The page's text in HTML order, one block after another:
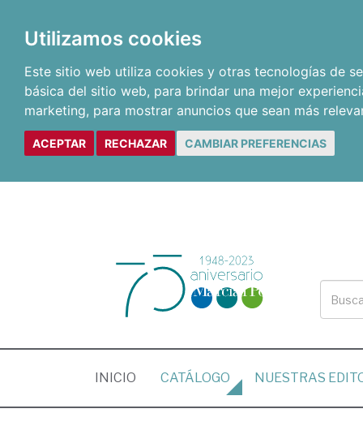
Utilizamos cookies
Este sitio web utiliza cookies y otras tecnologías de
básica del sitio web, para brindar una mejor
marketing, para mostrar anuncios que sean más
ACEPTAR RECHAZAR CAMBIAR PREFERENCIAS
INICIO (CURRENT)
CATÁLOGO NUESTRAS